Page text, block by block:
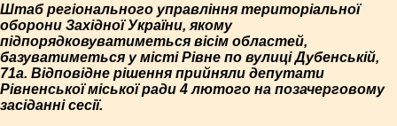
Штаб регіонального управління територіальної
оборони Західної України, якому
підпорядковуватиметься вісім областей,
базуватиметься у місті Рівне по вулиці Дубенській,
71а. Відповідне рішення прийняли депутати
Рівненської міської ради 4 лютого на позачерговому
засіданні сесії.